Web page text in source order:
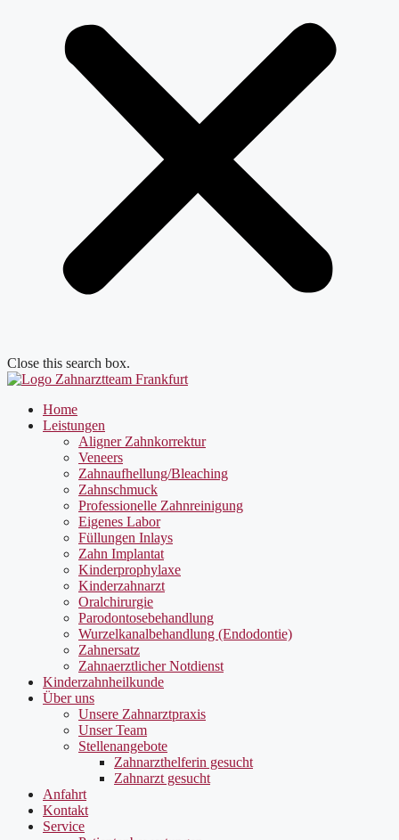
Close this search box.
Home
Leistungen
Aligner Zahnkorrektur
Veneers
Zahnaufhellung/Bleaching
Zahnschmuck
Professionelle Zahnreinigung
Eigenes Labor
Füllungen Inlays
Zahn Implantat
Kinderprophylaxe
Kinderzahnarzt
Oralchirurgie
Parodontosebehandlung
Wurzelkanalbehandlung (Endodontie)
Zahnersatz
Zahnaerztlicher Notdienst
Kinderzahnheilkunde
Über uns
Unsere Zahnarztpraxis
Unser Team
Stellenangebote
Zahnarzthelferin gesucht
Zahnarzt gesucht
Anfahrt
Kontakt
Service